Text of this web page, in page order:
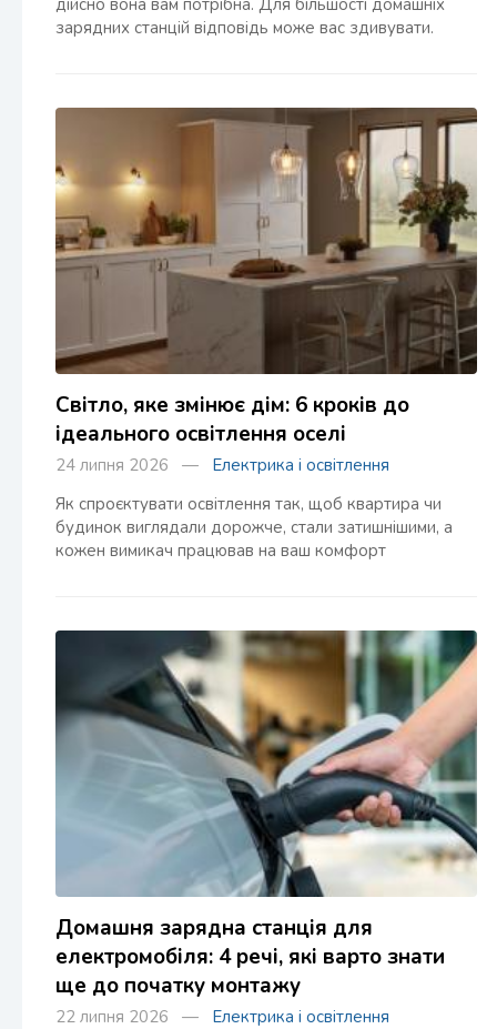
зарядних станцій відповідь може вас здивувати.
Світло, яке змінює дім: 6 кроків до
ідеального освітлення оселі
24 липня 2026 — Електрика і освітлення
Як спроєктувати освітлення так, щоб квартира чи
будинок виглядали дорожче, стали затишнішими, а
кожен вимикач працював на ваш комфорт
Домашня зарядна станція для
електромобіля: 4 речі, які варто знати
ще до початку монтажу
22 липня 2026 — Електрика і освітлення